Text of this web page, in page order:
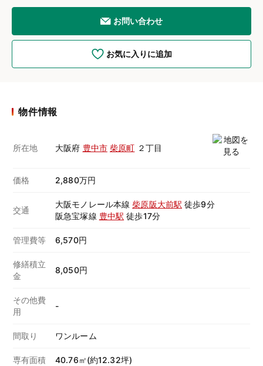
お問い合わせ
お気に入りに追加
物件情報
所在地 大阪府 豊中市 柴原町 ２丁目
価格 2,880万円
交通
大阪モノレール本線柴原阪大前駅 徒歩9分
阪急宝塚線 豊中駅 徒歩17分
管理費等 6,570円
修繕積立
金
8,050円
その他費
用
-
間取り ワンルーム
専有面積 40.76㎡(約12.32坪)